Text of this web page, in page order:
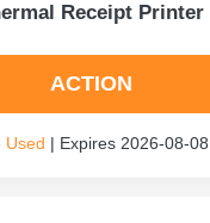
Receipt Printer
ACTION
Used | Expires 2026-08-08